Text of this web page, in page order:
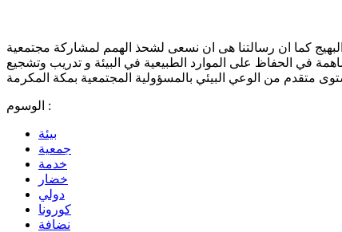
البهيج كما ان رسالتنا هى ان نسعى لشحذ الهمم لمشاركة مجتمعية
في الحفاظ على الموارد الطبيعية في البيئة و تدريب وتشجيع
الوسوم :
بيئة
جمعية
خدمة
خضار
دولي
كورونا
نضافة